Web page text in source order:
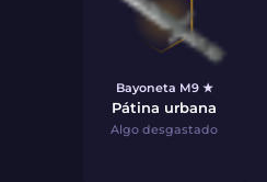
Bayoneta M9 ★
Pátina urbana
Algo desgastado